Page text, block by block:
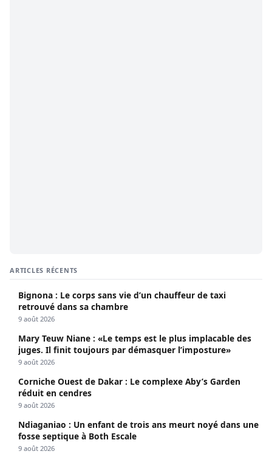
ARTICLES RÉCENTS
Bignona : Le corps sans vie d’un chauffeur de taxi
retrouvé dans sa chambre
9 août 2026
Mary Teuw Niane : «Le temps est le plus implacable des
juges. Il finit toujours par démasquer l’imposture»
9 août 2026
Corniche Ouest de Dakar : Le complexe Aby’s Garden
réduit en cendres
9 août 2026
Ndiaganiao : Un enfant de trois ans meurt noyé dans une
fosse septique à Both Escale
9 août 2026